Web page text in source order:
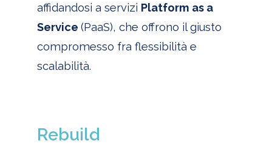
affidandosi a servizi Platform as a
Service (PaaS), che offrono il giusto
compromesso fra flessibilità e
scalabilità.
Rebuild